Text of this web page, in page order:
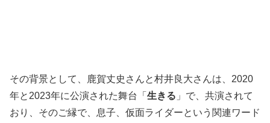
その背景として、鹿賀丈史さんと村井良大さんは、2020
年と2023年に公演された舞台「 生きる 」で、共演されて
おり、そのご縁で、息子、仮面ライダーという関連ワード